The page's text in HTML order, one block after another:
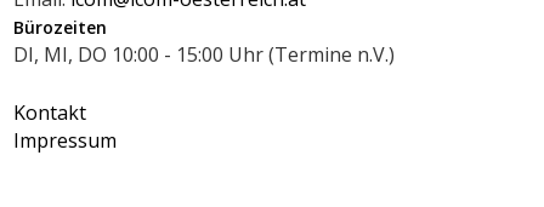
Bürozeiten
DI, MI, DO 10:00 - 15:00 Uhr (Termine n.V.)
Kontakt
Impressum